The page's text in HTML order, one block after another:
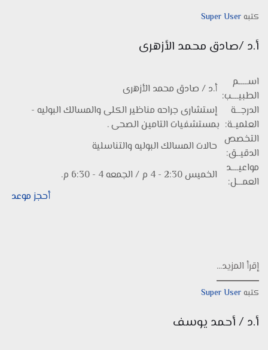
كتبهSuper User
أ.د /صادق محمد الأزهرى
أ.د / صادق محمد الأزهرى
اســـــم
الطبيــــب:
إستشارى جراحه مناظير الكلى والمسالك البوليه -
بمستشفيات التامين الصحى .
الدرجـــة
العلميــة:
حالات المسالك البوليه والتناسلية التخصص
الدقيــق:
الخميس 2:30 - 4 م / الجمعه 4 - 6:30 م.
مواعيــــد
العمـــل:
أحجز موعد
إقرأ المزيد...
كتبهSuper User
أ.د / أحمد يوسف